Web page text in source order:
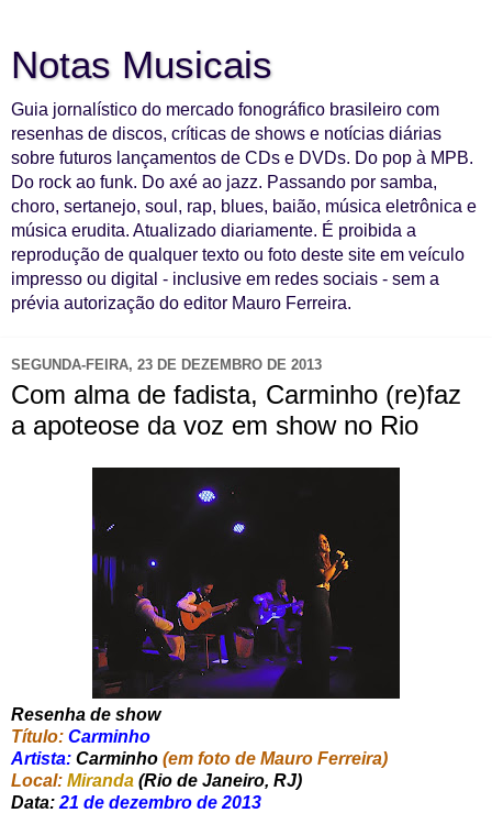
Notas Musicais
Guia jornalístico do mercado fonográfico brasileiro com
resenhas de discos, críticas de shows e notícias diárias
sobre futuros lançamentos de CDs e DVDs. Do pop à MPB.
Do rock ao funk. Do axé ao jazz. Passando por samba,
choro, sertanejo, soul, rap, blues, baião, música eletrônica e
música erudita. Atualizado diariamente. É proibida a
reprodução de qualquer texto ou foto deste site em veículo
impresso ou digital - inclusive em redes sociais - sem a
prévia autorização do editor Mauro Ferreira.
SEGUNDA-FEIRA, 23 DE DEZEMBRO DE 2013
Com alma de fadista, Carminho (re)faz
a apoteose da voz em show no Rio
Resenha de show
Título: Carminho
Artista: Carminho (em foto de Mauro Ferreira)
Local: Miranda (Rio de Janeiro, RJ)
Data: 21 de dezembro de 2013